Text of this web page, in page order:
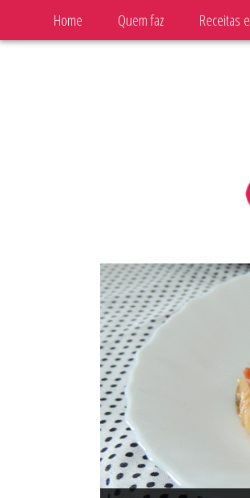
Home Quem faz Receitas